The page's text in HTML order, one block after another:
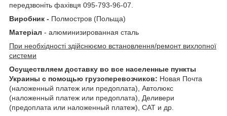
передзвоніть фахівця 095-793-96-07.
Виробник - Полмостров (Польща)
Матеріал - алюминизированная сталь
При необхідності здійснюємо встановлення/ремонт вихлопної
системи
Осуществляем доставку во все населенные пункты
Украины с помощью грузоперевозчиков: Новая Почта
(наложенный платеж или предоплата), Автолюкс
(наложенный платеж или предоплата), Деливери
(предоплата или наложенный платеж), САТ и др.